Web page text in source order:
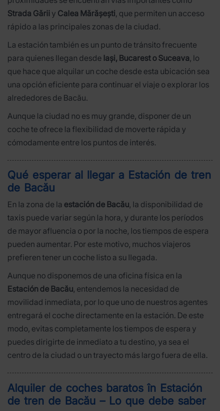
Strada Gării y Calea Mărășești, que permiten un acceso
rápido a las principales zonas de la ciudad.
La estación también es un punto de tránsito frecuente
para quienes llegan desde Iași, Bucarest o Suceava, lo
que hace que alquilar un coche desde esta ubicación sea
una opción eficiente para continuar el viaje o explorar los
alrededores de Bacău.
Aunque la ciudad no es muy grande, disponer de un
coche te ofrece la flexibilidad de moverte rápida y
cómodamente entre los puntos de interés.
Qué esperar al llegar a Estación de tren
de Bacău
En la zona de la estación de Bacău, la disponibilidad de
taxis puede variar según la hora, y durante los períodos
de mayor afluencia o por la noche, los tiempos de espera
pueden aumentar. Por este motivo, muchos viajeros
prefieren tener un coche listo a su llegada.
Aunque no disponemos de una oficina física en la
Estación de Bacău, entendemos la necesidad de
movilidad inmediata, por lo que uno de nuestros agentes
entregará el coche directamente en la estación. De este
modo, evitas completamente los tiempos de espera y
puedes dirigirte de inmediato a tu destino, ya sea el
centro de la ciudad o un trayecto más largo fuera de ella.
Alquiler de coches baratos în Estación
de tren de Bacău – Lo que debe saber